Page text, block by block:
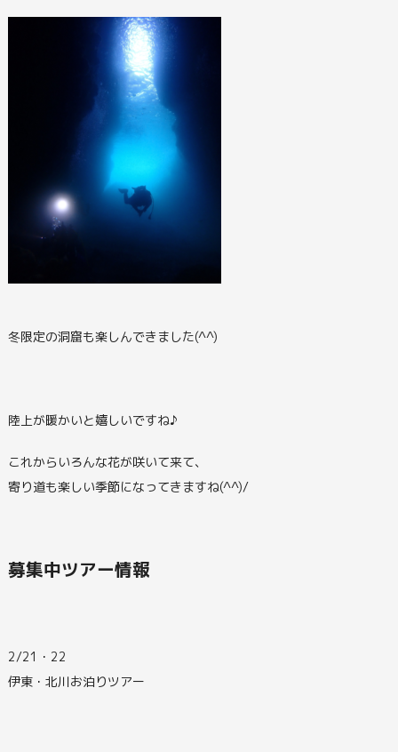
冬限定の洞窟も楽しんできました(^^)
陸上が暖かいと嬉しいですね♪
これからいろんな花が咲いて来て、
寄り道も楽しい季節になってきますね(^^)/
募集中ツアー情報
2/21・22
伊東・北川お泊りツアー